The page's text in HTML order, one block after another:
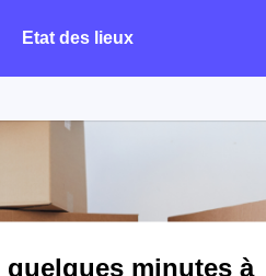
Etat des lieux